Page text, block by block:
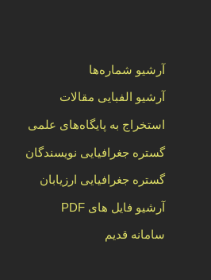
آرشیو شماره‌ها
آرشیو الفبایی مقالات
استخراج به پایگاه‌های علمی
گستره جغرافیایی نویسندگان
گستره جغرافیایی ارزیابان
آرشیو فایل های PDF
سامانه قدیم